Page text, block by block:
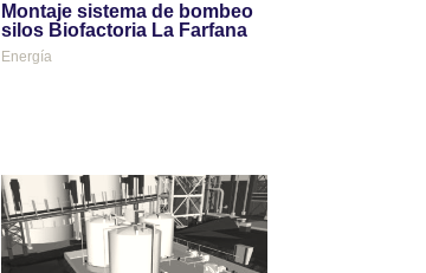
Montaje sistema de bombeo
silos Biofactoria La Farfana
Energía